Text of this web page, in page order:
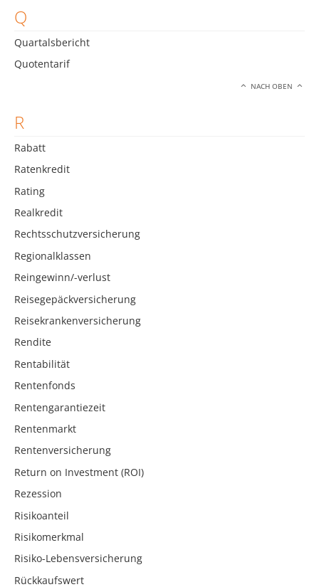
Q
Quartalsbericht
Quotentarif
NACH OBEN
R
Rabatt
Ratenkredit
Rating
Realkredit
Rechtsschutzversicherung
Regionalklassen
Reingewinn/-verlust
Reisegepäckversicherung
Reisekrankenversicherung
Rendite
Rentabilität
Rentenfonds
Rentengarantiezeit
Rentenmarkt
Rentenversicherung
Return on Investment (ROI)
Rezession
Risikoanteil
Risikomerkmal
Risiko-Lebensversicherung
Rückkaufswert